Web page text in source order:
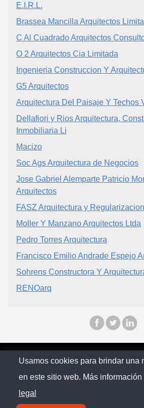
E.I.R.L.
Brassea Mancilla Arquitectos
C Al Cuadrado Arquitectos
O 2 Arquitectos Cia Limitada
Ingenieria Construccion Y
G5 Arquitectos
Arquitectura Del Paisaje Y Techos
Dellafiori y Rios Arquitectura,
Inmobiliaria Li
Macizo
Soc Ags Arquitectura de Negocios
Jose Gabriel Alemparte Patricio
Arquitectos
FASZ Arquitectura y
Moller Y Manzano Arquitectos Ltda
Pedro Torres Arquitectura
Francisco Emilio Andrade Espejo
Sohrens Constructora Y
RENOarq
© Chilopina 2026
Política de
Usamos cookies para brindar una
en este sitio web. Más información
legal